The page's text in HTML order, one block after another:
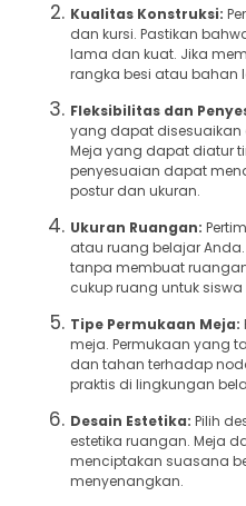
Kualitas Konstruksi:
dan kursi. Pastikan
lama dan kuat. Jika
rangka besi atau bahan
Fleksibilitas dan
yang dapat disesuaikan
Meja yang dapat diatur
penyesuaian dapat
postur dan ukuran.
Ukuran Ruangan:
atau ruang belajar
tanpa membuat
cukup ruang untuk
Tipe Permukaan Meja:
meja. Permukaan yang
dan tahan terhadap
praktis di lingkungan
Desain Estetika: Pilih
estetika ruangan. Meja
menciptakan suasana
menyenangkan.